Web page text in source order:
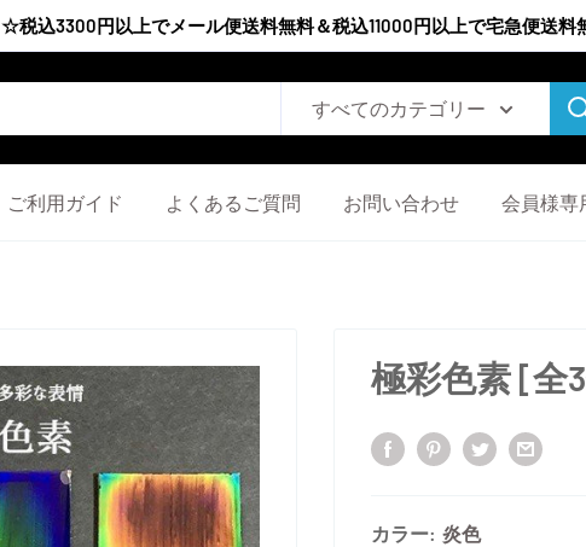
☆税込3300円以上でメール便送料無料＆税込11000円以上で宅急便送
すべてのカテゴリー
ご利用ガイド よくあるご質問 お問い合わせ 会員様専
極彩色素 [全
カラー: 炎色